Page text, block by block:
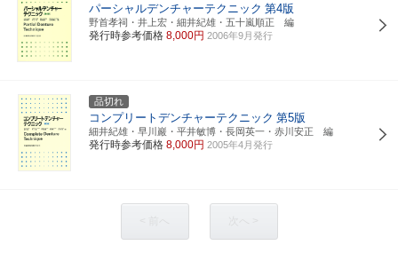
パーシャルデンチャーテクニック 第4版
野首孝祠・井上宏・細井紀雄・五十嵐順正 編
発行時参考価格 8,000円 2006年9月発行
品切れ
コンプリートデンチャーテクニック 第5版
細井紀雄・早川巖・平井敏博・長岡英一・赤川安正 編
発行時参考価格 8,000円 2005年4月発行